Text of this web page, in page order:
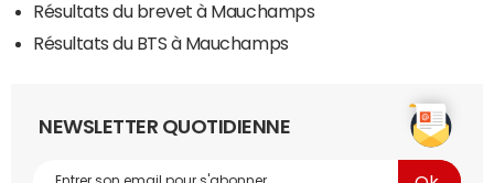
Résultats du brevet à Mauchamps
Résultats du BTS à Mauchamps
NEWSLETTER QUOTIDIENNE